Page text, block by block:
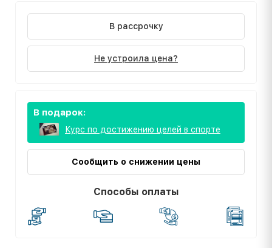
В рассрочку
Не устроила цена?
В подарок:
Курс по достижению целей в спорте
Сообщить о снижении цены
Способы оплаты